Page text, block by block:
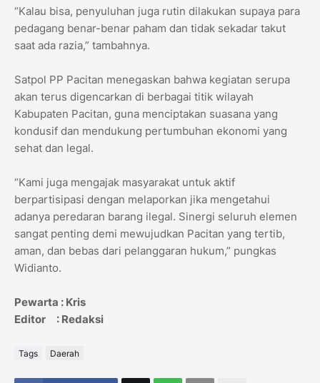
“Kalau bisa, penyuluhan juga rutin dilakukan supaya para
pedagang benar-benar paham dan tidak sekadar takut
saat ada razia,” tambahnya.
Satpol PP Pacitan menegaskan bahwa kegiatan serupa
akan terus digencarkan di berbagai titik wilayah
Kabupaten Pacitan, guna menciptakan suasana yang
kondusif dan mendukung pertumbuhan ekonomi yang
sehat dan legal.
“Kami juga mengajak masyarakat untuk aktif
berpartisipasi dengan melaporkan jika mengetahui
adanya peredaran barang ilegal. Sinergi seluruh elemen
sangat penting demi mewujudkan Pacitan yang tertib,
aman, dan bebas dari pelanggaran hukum,” pungkas
Widianto.
Pewarta : Kris
Editor : Redaksi
Tags Daerah